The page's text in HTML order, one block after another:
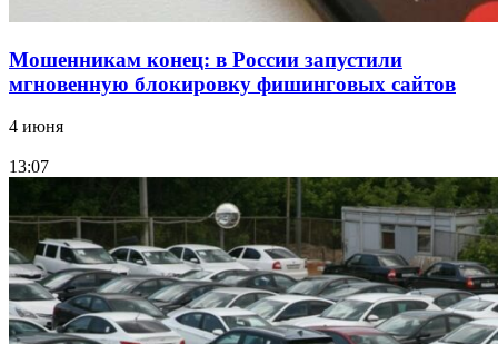
Мошенникам конец: в России запустили
мгновенную блокировку фишинговых сайтов
4 июня
13:07